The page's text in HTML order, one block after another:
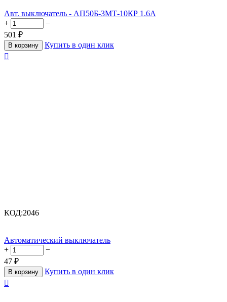
Авт. выключатель - АП50Б-3МТ-10КР 1.6А
+
−
501 ₽
В корзину
Купить в один клик

КОД:2046
Автоматический выключатель
+
−
47 ₽
В корзину
Купить в один клик
